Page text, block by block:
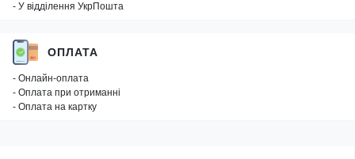
- У відділення УкрПошта
ОПЛАТА
- Онлайн-оплата
- Оплата при отриманні
- Оплата на картку